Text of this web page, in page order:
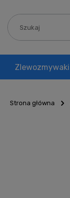
Zlewozmywaki
Strona główna